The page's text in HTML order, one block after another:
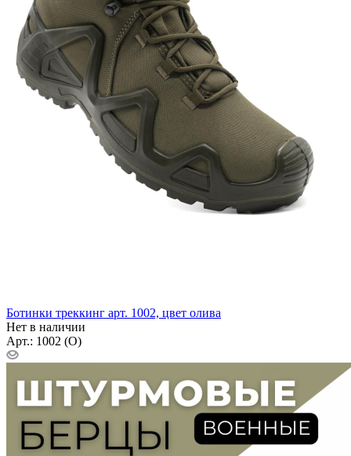
Ботинки треккинг арт. 1002, цвет олива
Нет в наличии
Арт.: 1002 (О)